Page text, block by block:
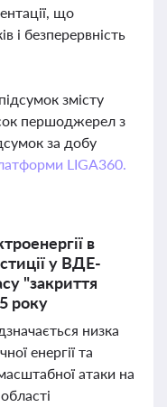
що
і безперервність
змісту
першоджерел з
за добу
LIGA360.
в
у ВДЕ-
"закриття
року
низка
енергії та
атаки на